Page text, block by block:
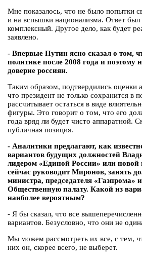
Мне показалось, что не было попытки
и на вспышки национализма. Ответ
комплексный. Другое дело, как будет
заявлено.
- Впервые Путин ясно сказал о том,
политике после 2008 года и поэтому
доверие россиян.
Таким образом, подтвердились оценки
что президент не только сохранится в
рассчитывает остаться в виде
фигуры. Это говорит о том, что его
года вряд ли будет чисто аппаратной.
публичная позиция.
- Аналитики предлагают, как
вариантов будущих должностей
лидером «Единой России» или новой
сейчас руководит Миронов, занять
министра, председателя «Газпрома»
Общественную палату. Какой из
наиболее вероятным?
- Я бы сказал, что все
вариантов. Безусловно, что они не
Мы можем рассмотреть их все, с тем,
них он, скорее всего, не выберет.